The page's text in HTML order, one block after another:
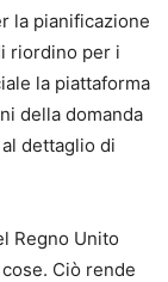
la pianificazione
riordino per i
la piattaforma
della domanda
dettaglio di
Regno Unito
Ciò rende